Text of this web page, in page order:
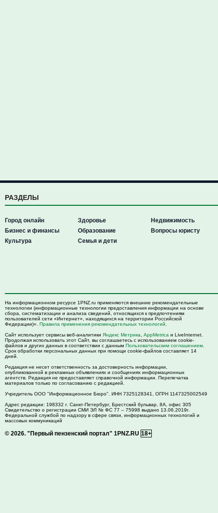
РАЗДЕЛЫ
Город онлайн
Бизнес и финансы
Культура
Здоровье
Образование
Семья и дети
Недвижимость
Вопросы юристу
На информационном ресурсе 1PNZ.ru применяются внешние рекомендательные
технологии (информационные технологии предоставления информации на основе
сбора, систематизации и анализа сведений, относящихся к предпочтениям
пользователей сети «Интернет», находящихся на территории Российской
Федерации)». Правила применения рекомендательных технологий
Сайт использует сервисы веб-аналитики Яндекс Метрика AppMetrica и LiveInternet.
Продолжая использовать этот Сайт, вы соглашаетесь с использованием cookie-
файлов и других данных в соответствии с данным Пользовательским соглашением
Срок обработки персональных данных при помощи cookie-файлов составляет 14
дней.
Редакция не несет ответственность за достоверность информации,
опубликованной в рекламных объявлениях и сообщениях информационных
агентств. Редакция не предоставляет справочной информации. Перепечатка
материалов только по согласованию с редакцией.
Учредитель ООО "Информационное Бюро". ИНН 7325128341, ОГРН 1147325002549
Адрес редакции: 198332 г. Санкт-Петербург, Брестский бульвар, 8А, офис 305
Свидетельство о регистрации СМИ ЭЛ № ФС 77 – 75998 выдано 13.06.2019г.
Федеральной службой по надзору в сфере связи, информационных технологий и
массовых коммуникаций
© 2026. "Первый пензенский портал" 1PNZ.RU 18+